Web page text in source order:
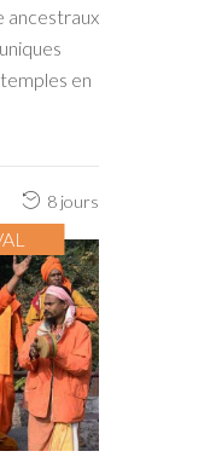
ancestraux
en
8 jours